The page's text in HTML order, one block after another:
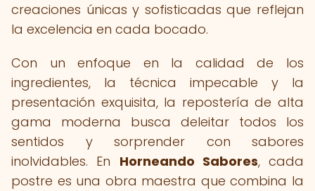
creaciones únicas y sofisticadas que reflejan
la excelencia en cada bocado.
Con un enfoque en la calidad de los
ingredientes, la técnica impecable y la
presentación exquisita, la repostería de alta
gama moderna busca deleitar todos los
sentidos y sorprender con sabores
inolvidables. En Horneando Sabores, cada
postre es una obra maestra que combina la